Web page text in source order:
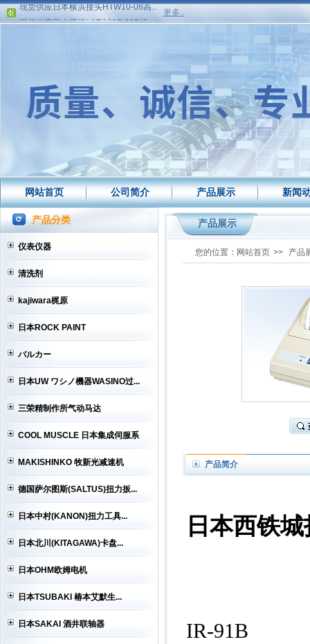
现货供应日本横浜LAR1005-08B接...
现货供应日本横浜LAR1005-08B接...
现货供应日本横浜LAR1005-06B接...
网站建设中更多产品资料请联系业...
更多..
网站首页 公司简介 产品展示 新闻
产品分类
仪表仪器
清洗剂
kajiwara梶原
日本ROCK PAINT
バルカー
日本UW ワシノ機器WASINO过...
三荣精制作所气动马达
COOL MUSCLE 日本集成伺服系
MAKISHINKO 牧新光减速机
德国萨尔图斯(SALTUS)扭力扳...
日本中村(KANON)扭力工具...
日本北川(KITAGAWA)卡盘...
日本OHM欧姆电机
日本TSUBAKI 椿本艾默生...
日本SAKAI 酒井联轴器
产品展示
您的位置： 网站首页 >> 产品
产品简介
日本西铁
IR-91B